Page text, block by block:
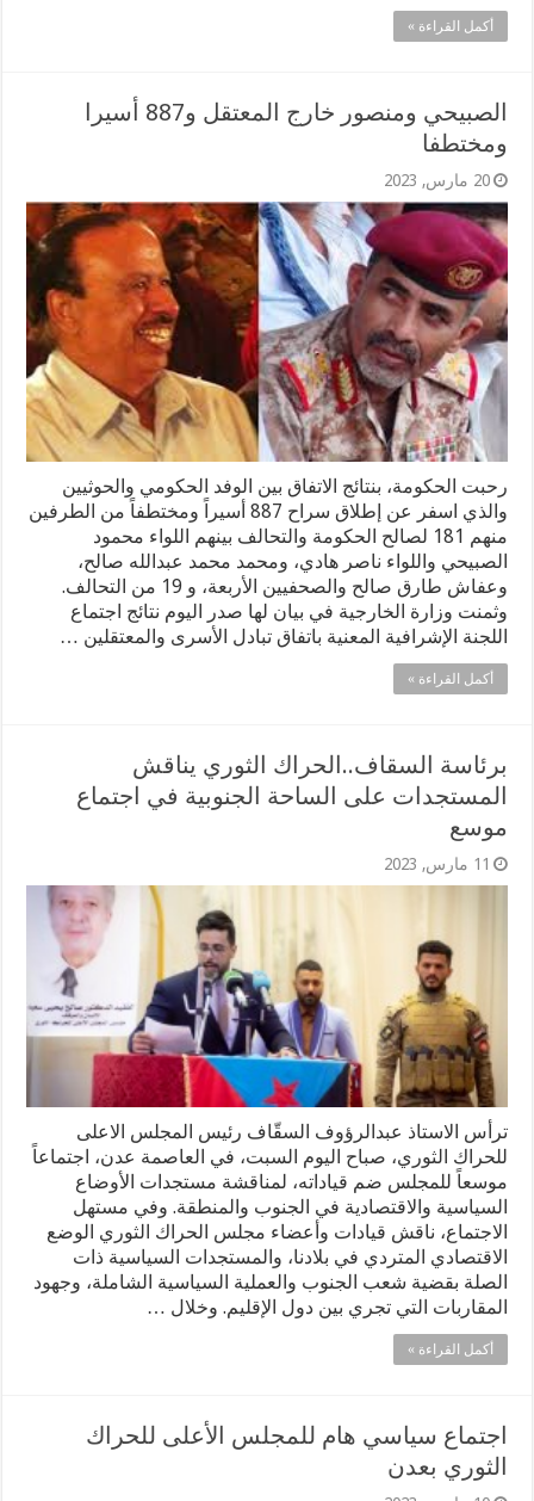
أكمل القراءة »
الصبيحي ومنصور خارج المعتقل و887 أسيرا
ومختطفا
20 مارس, 2023
رحبت الحكومة، بنتائج الاتفاق بين الوفد الحكومي والحوثيين
والذي اسفر عن إطلاق سراح 887 أسيراً ومختطفاً من الطرفين
منهم 181 لصالح الحكومة والتحالف بينهم اللواء محمود
الصبيحي واللواء ناصر هادي، ومحمد محمد عبدالله صالح،
وعفاش طارق صالح والصحفيين الأربعة، و 19 من التحالف.
وثمنت وزارة الخارجية في بيان لها صدر اليوم نتائج اجتماع
اللجنة الإشرافية المعنية باتفاق تبادل الأسرى والمعتقلين …
أكمل القراءة »
برئاسة السقاف..الحراك الثوري يناقش
المستجدات على الساحة الجنوبية في اجتماع
موسع
11 مارس, 2023
ترأس الاستاذ عبدالرؤوف السقّاف رئيس المجلس الاعلى
للحراك الثوري، صباح اليوم السبت، في العاصمة عدن، اجتماعاً
موسعاً للمجلس ضم قياداته، لمناقشة مستجدات الأوضاع
السياسية والاقتصادية في الجنوب والمنطقة. وفي مستهل
الاجتماع، ناقش قيادات وأعضاء مجلس الحراك الثوري الوضع
الاقتصادي المتردي في بلادنا، والمستجدات السياسية ذات
الصلة بقضية شعب الجنوب والعملية السياسية الشاملة، وجهود
المقاربات التي تجري بين دول الإقليم. وخلال …
أكمل القراءة »
اجتماع سياسي هام للمجلس الأعلى للحراك
الثوري بعدن